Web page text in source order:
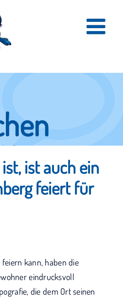
fleißige Helfer
haben.
ist auch ein
feiert für
kann, haben die
eindrucksvoll
die dem Ort seinen